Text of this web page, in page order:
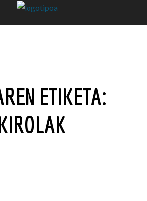
ETIKETA: